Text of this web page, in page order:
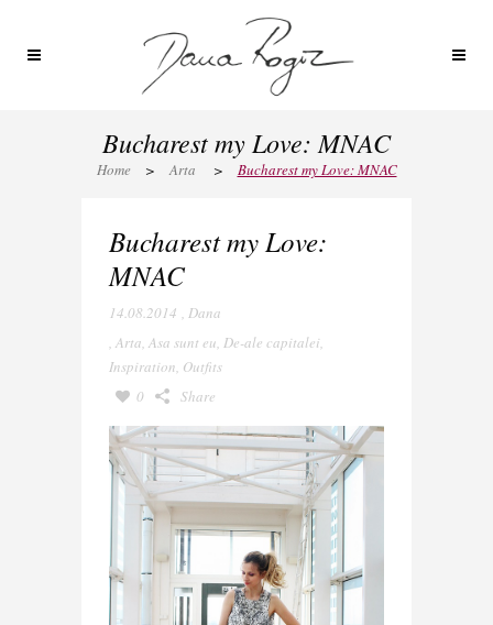
Bucharest my Love: MNAC
Home > Arta > Bucharest my Love: MNAC
Bucharest my Love:
MNAC
14.08.2014 , Dana
, Arta, Asa sunt eu, De-ale capitalei,
Inspiration, Outfits
0
Share